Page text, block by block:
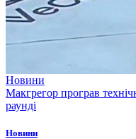
Новини
Макгрегор програв
раунді
Новини